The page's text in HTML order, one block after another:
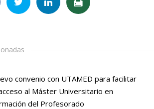
convenio con UTAMED para facilitar
al Máster Universitario en
del Profesorado